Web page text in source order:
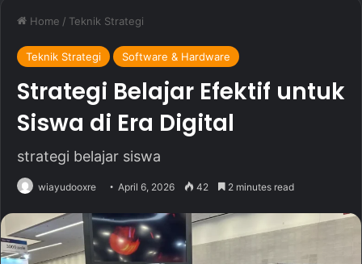
Home / Teknik Strategi
Teknik Strategi Software & Hardware
Strategi Belajar Efektif untuk
Siswa di Era Digital
strategi belajar siswa
wiayudooxre April 6, 2026 42 2 minutes read